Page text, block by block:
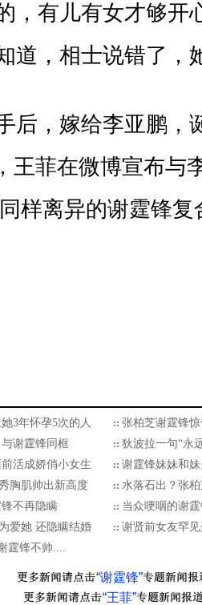
，有儿有女才够开
道，相士说错了，
后，嫁给李亚鹏，
王菲在微博宣布与
样离异的谢霆锋
3年怀孕5次的人
张柏芝谢霆锋
谢霆锋同框
狄波拉一句“永
活成娇俏小女生
谢霆锋妹妹和
胸肌帅出新高度
水落石出？张
不再隐瞒
当众哽咽的谢
爱她 还隐瞒结婚
谢贤前女友罕
霆锋不帅....
“谢霆锋”
“王菲”